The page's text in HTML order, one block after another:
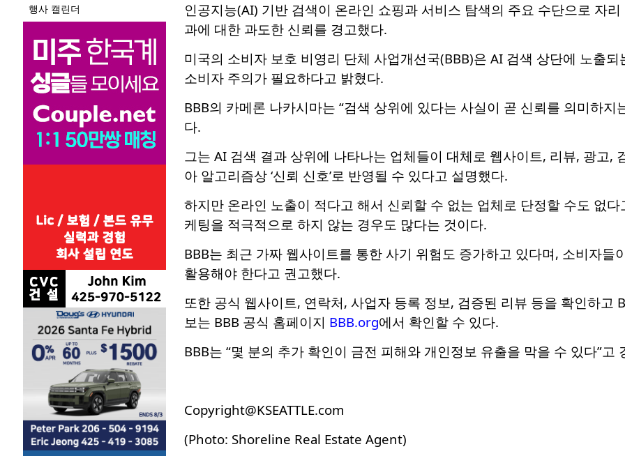
행사 캘린더
인공지능(AI) 기반 검색이 온라인 쇼핑과 서비스 탐색의 주요 수단으로 자
과에 대한 과도한 신뢰를 경고했다.
미국의 소비자 보호 비영리 단체 사업개선국(BBB)은 AI 검색 상단에 노출
소비자 주의가 필요하다고 밝혔다.
BBB의 카메론 나카시마는 “검색 상위에 있다는 사실이 곧 신뢰를 의미하지
다.
그는 AI 검색 결과 상위에 나타나는 업체들이 대체로 웹사이트, 리뷰, 광고,
아 알고리즘상 ‘신뢰 신호’로 반영될 수 있다고 설명했다.
하지만 온라인 노출이 적다고 해서 신뢰할 수 없는 업체로 단정할 수도 없
케팅을 적극적으로 하지 않는 경우도 많다는 것이다.
BBB는 최근 가짜 웹사이트를 통한 사기 위험도 증가하고 있다며, 소비자
활용해야 한다고 권고했다.
또한 공식 웹사이트, 연락처, 사업자 등록 정보, 검증된 리뷰 등을 확인하고
보는 BBB 공식 홈페이지 BBB.org에서 확인할 수 있다.
BBB는 “몇 분의 추가 확인이 금전 피해와 개인정보 유출을 막을 수 있다”고
Copyright@KSEATTLE.com
(Photo: Shoreline Real Estate Agent)